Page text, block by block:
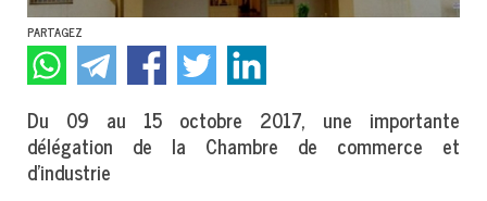
PARTAGEZ
Du 09 au 15 octobre 2017, une importante
délégation de la Chambre de commerce et
d’industrie